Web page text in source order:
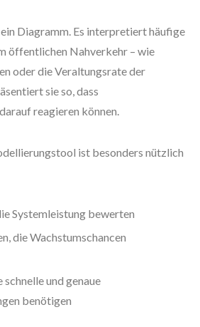
Diagramm. Es interpretiert häufige
öffentlichen Nahverkehr – wie
oder die Veraltungsrate der
sie so, dass
reagieren können.
ist besonders nützlich
Systemleistung bewerten
die Wachstumschancen
schnelle und genaue
benötigen